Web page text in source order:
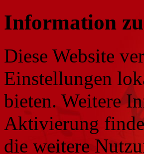
Information
Diese Website
Einstellungen
bieten. Weitere
Aktivierung
die weitere